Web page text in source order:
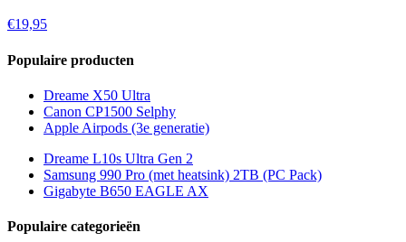
€19,95
Populaire producten
Dreame X50 Ultra
Canon CP1500 Selphy
Apple Airpods (3e generatie)
Dreame L10s Ultra Gen 2
Samsung 990 Pro (met heatsink) 2TB (PC Pack)
Gigabyte B650 EAGLE AX
Populaire categorieën